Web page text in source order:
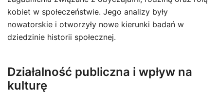
kobiet w społeczeństwie. Jego analizy były
nowatorskie i otworzyły nowe kierunki badań w
dziedzinie historii społecznej.
Działalność publiczna i wpływ na
kulturę